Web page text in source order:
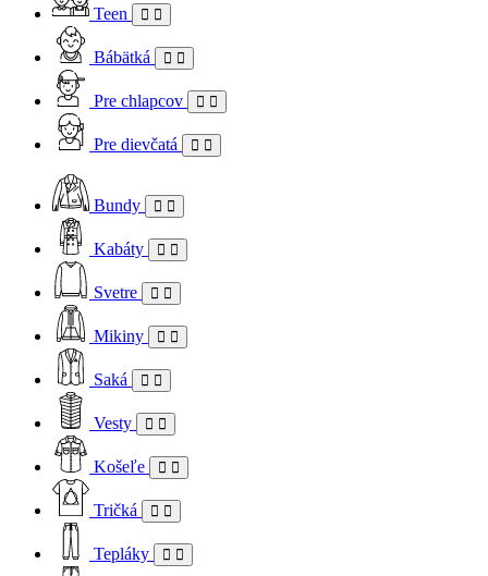
Teen
Bábätká
Pre chlapcov
Pre dievčatá
Bundy
Kabáty
Svetre
Mikiny
Saká
Vesty
Košeľe
Tričká
Tepláky